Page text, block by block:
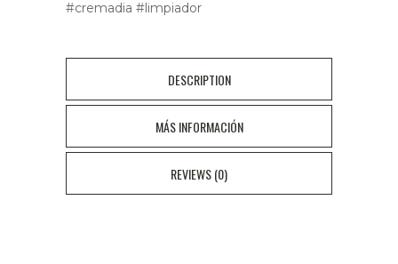
#cremadia #limpiador
DESCRIPTION
MÁS INFORMACIÓN
REVIEWS (0)